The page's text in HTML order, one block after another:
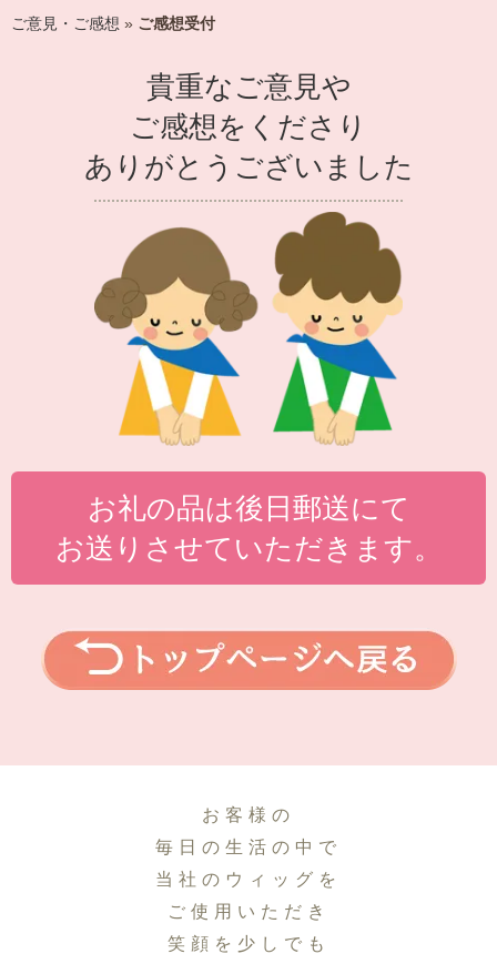
ご意見・ご感想 » ご感想受付
貴重なご意見や
ご感想をくださり
ありがとうございました
お礼の品は後日郵送にて
お送りさせていただきます。
お客様の
毎日の生活の中で
当社のウィッグを
ご使用いただき
笑顔を少しでも